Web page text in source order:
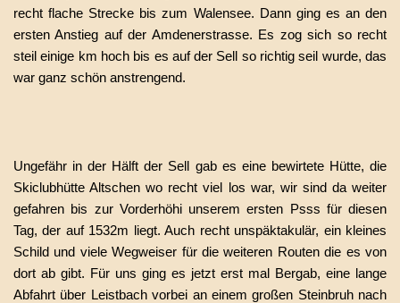
recht flache Strecke bis zum Walensee. Dann ging es an den
ersten Anstieg auf der Amdenerstrasse. Es zog sich so recht
steil einige km hoch bis es auf der Sell so richtig seil wurde, das
war ganz schön anstrengend.
Ungefähr in der Hälft der Sell gab es eine bewirtete Hütte, die
Skiclubhütte Altschen wo recht viel los war, wir sind da weiter
gefahren bis zur Vorderhöhi unserem ersten Psss für diesen
Tag, der auf 1532m liegt. Auch recht unspäktakulär, ein kleines
Schild und viele Wegweiser für die weiteren Routen die es von
dort ab gibt. Für uns ging es jetzt erst mal Bergab, eine lange
Abfahrt über Leistbach vorbei an einem großen Steinbruh nach